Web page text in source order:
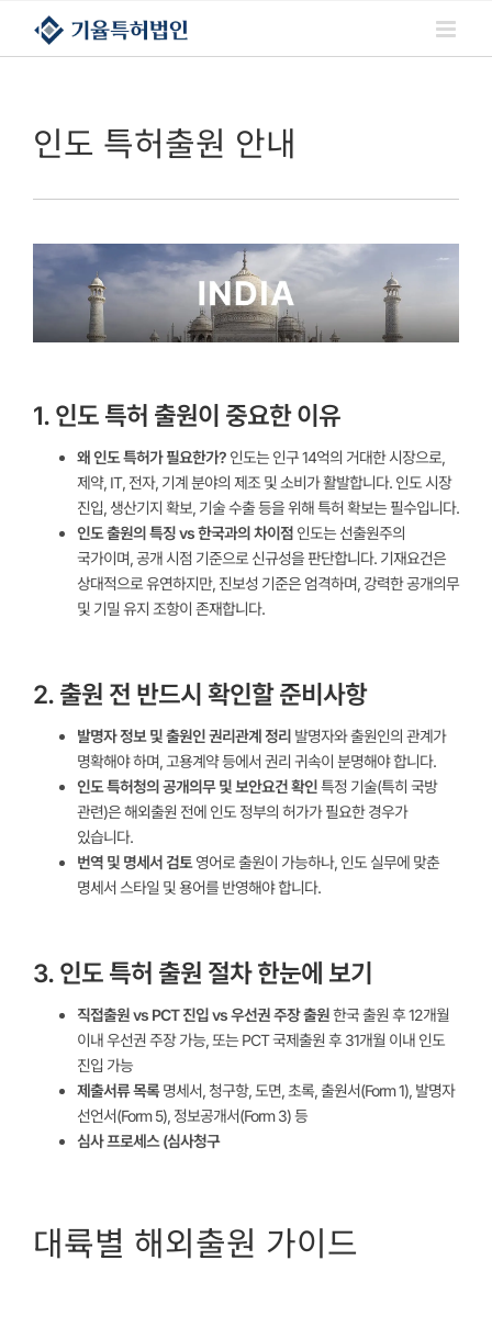
콘텐츠로
건너뛰기
인도 특허출원 안내
1. 인도 특허 출원이 중요한 이유
왜 인도 특허가 필요한가?인도는 인구 14억의 거대한 시장으로,
제약, IT, 전자, 기계 분야의 제조 및 소비가 활발합니다. 인도 시장
진입, 생산기지 확보, 기술 수출 등을 위해 특허 확보는 필수입니다.
인도 출원의 특징 vs 한국과의 차이점 인도는 선출원주의
국가이며, 공개 시점 기준으로 신규성을 판단합니다. 기재요건은
상대적으로 유연하지만, 진보성 기준은 엄격하며, 강력한 공개의무
및 기밀 유지 조항이 존재합니다.
2. 출원 전 반드시 확인할 준비사항
발명자 정보 및 출원인 권리관계 정리 발명자와 출원인의 관계가
명확해야 하며, 고용계약 등에서 권리 귀속이 분명해야 합니다.
인도 특허청의 공개의무 및 보안요건 확인특정 기술(특히 국방
관련)은 해외출원 전에 인도 정부의 허가가 필요한 경우가
있습니다.
번역 및 명세서 검토영어로 출원이 가능하나, 인도 실무에 맞춘
명세서 스타일 및 용어를 반영해야 합니다.
3. 인도 특허 출원 절차 한눈에 보기
직접출원 vs PCT 진입 vs 우선권 주장 출원한국 출원 후 12개월
이내 우선권 주장 가능, 또는 PCT 국제출원 후 31개월 이내 인도
진입 가능
제출서류 목록명세서, 청구항, 도면, 초록, 출원서(Form 1), 발명자
선언서(Form 5), 정보공개서(Form 3) 등
심사 프로세스 (심사청구
대륙별 해외출원 가이드